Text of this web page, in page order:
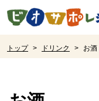
ページの先頭です。
トップ > ドリンク > お酒